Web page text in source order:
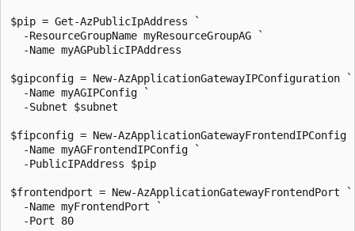
$pip = Get-AzPublicIpAddress `
  -ResourceGroupName myResourceGroupAG `
  -Name myAGPublicIPAddress
$gipconfig = New-AzApplicationGatewayIPConfiguration `
  -Name myAGIPConfig `
  -Subnet $subnet
$fipconfig = New-AzApplicationGatewayFrontendIPConfig
  -Name myAGFrontendIPConfig `
  -PublicIPAddress $pip
$frontendport = New-AzApplicationGatewayFrontendPort `
  -Name myFrontendPort `